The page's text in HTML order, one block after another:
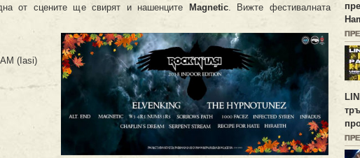
от сцените ще свирят и нашенците Magnetic. Вижте фестивалната
(Iasi)